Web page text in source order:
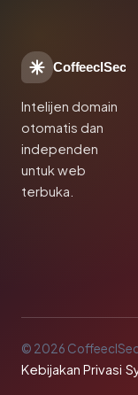
CoffeeclSec
Intelijen domain
otomatis dan
independen
untuk web
terbuka.
© 2026
Kebijakan Privasi·